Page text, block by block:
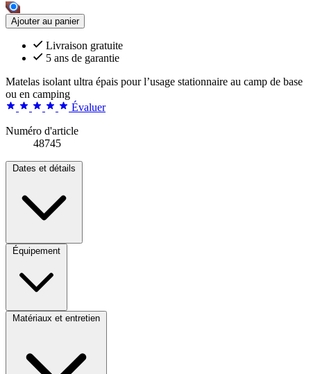
Ajouter au panier
Livraison gratuite
5 ans de garantie
Matelas isolant ultra épais pour l’usage stationnaire au camp de base
ou en camping
Évaluer
Numéro d'article
48745
Dates et détails
Équipement
Matériaux et entretien